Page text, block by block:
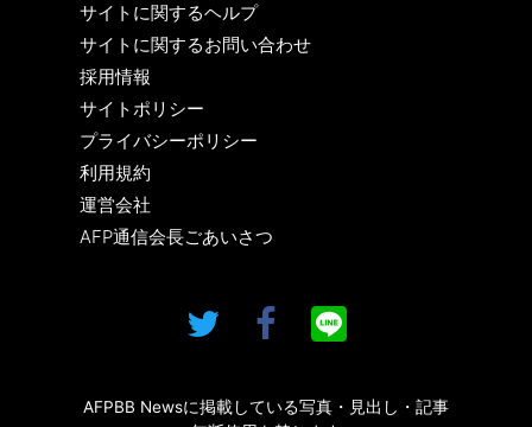
サイトに関するヘルプ
サイトに関するお問い合わせ
採用情報
サイトポリシー
プライバシーポリシー
利用規約
運営会社
AFP通信会長ごあいさつ
AFPBB Newsに掲載している写真・見出し・記事